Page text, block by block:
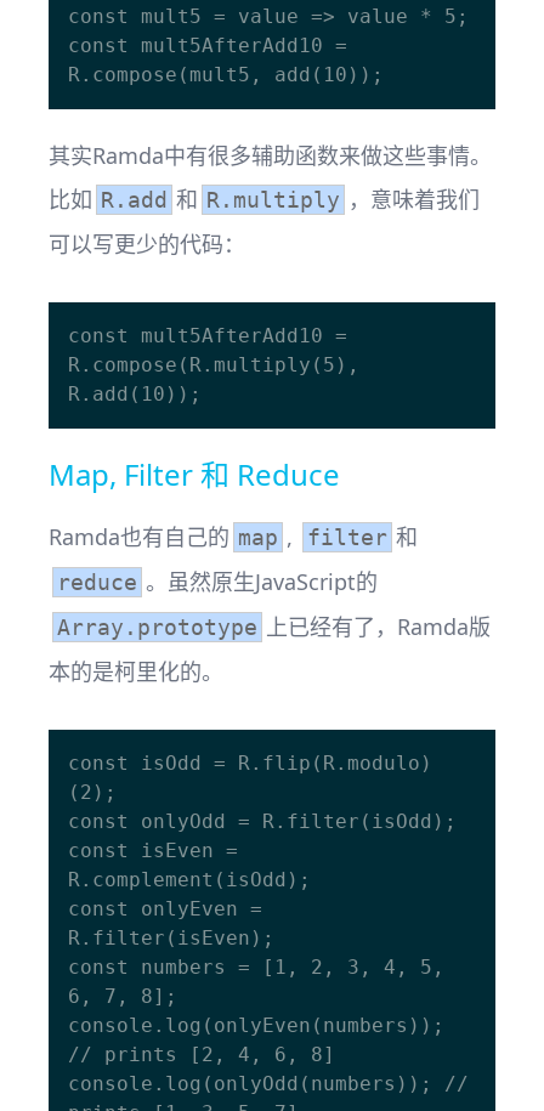
const mult5 = value => value * 5;
const mult5AfterAdd10 =
其实Ramda中有很多辅助函数来做这些事情。
比如 R.add 和 R.multiply ，意味着我们
可以写更少的代码：
const mult5AfterAdd10 =
R.compose(R.multiply(5),
Map, Filter 和 Reduce
Ramda也有自己的 map , filter 和
reduce 。虽然原生JavaScript的
Array.prototype 上已经有了，Ramda版
本的是柯里化的。
const isOdd = R.flip(R.modulo)
(2);
const onlyOdd = R.filter(isOdd);
const isEven =
R.complement(isOdd);
const onlyEven =
R.filter(isEven);
const numbers = [1, 2, 3, 4, 5,
6, 7, 8];
console.log(onlyEven(numbers));
// prints [2, 4, 6, 8]
console.log(onlyOdd(numbers)); //